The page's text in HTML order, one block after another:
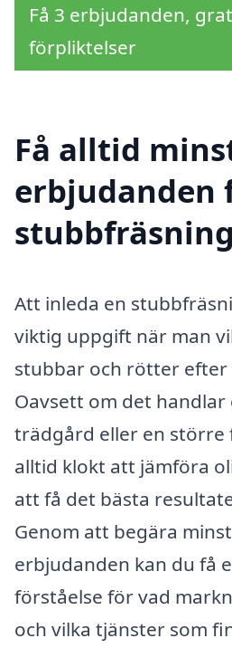
Få 3 erbjudanden,
förpliktelser
Få alltid
erbjudanden
Att inleda en
viktig uppgift när man
stubbar och rötter efter
Oavsett om det
trädgård eller en större
alltid klokt att jämföra
att få det bästa
Genom att begära
erbjudanden kan du få
förståelse för vad
och vilka tjänster som